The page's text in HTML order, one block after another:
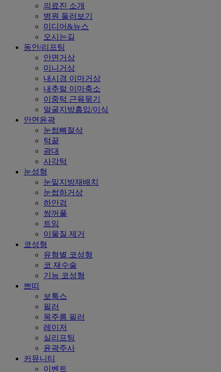
의료진 소개
병원 둘러보기
미디어&뉴스
오시는길
동안/리프팅
안면거상
미니거상
내시경 이마거상
내추럴 이마축소
이중턱 근육묶기
얼굴지방흡입/이식
안면윤곽
눈썹뼈절삭
턱끝
광대
사각턱
눈성형
눈밑지방재배치
눈썹하거상
하안검
쌍꺼풀
트임
이물질 제거
코성형
유형별 코성형
코 재수술
기능 코성형
쁘띠
보톡스
필러
목주름 필러
레이저
실리프팅
윤곽주사
커뮤니티
이벤트